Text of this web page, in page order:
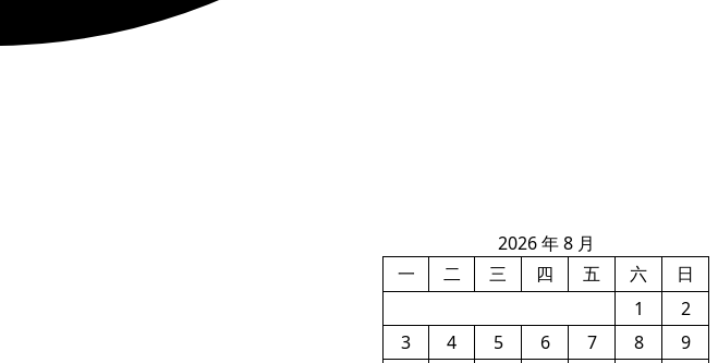
2026 年 8 月
一
二 三 四 五 六
日
1
2
3
4 5 6 7 8
9